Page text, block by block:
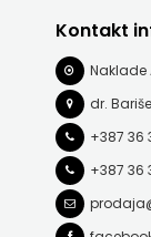
Kontakt
Naklade
dr.
+387 36
+387 36